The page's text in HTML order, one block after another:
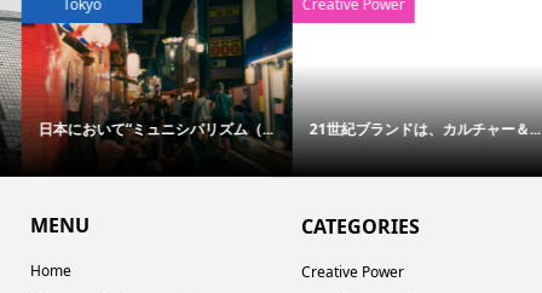
日本において“ミュニシパリズム（... 21世紀ブランドは、カルチャー＆...
MENU
Home
CATEGORIES
Creative Power